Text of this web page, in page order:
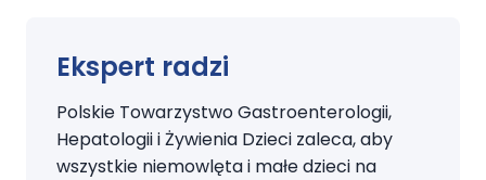
Ekspert radzi
Polskie Towarzystwo Gastroenterologii,
Hepatologii i Żywienia Dzieci zaleca, aby
wszystkie niemowlęta i małe dzieci na